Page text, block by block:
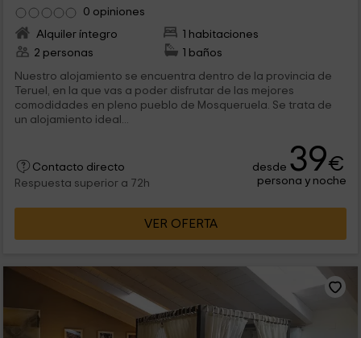
0 opiniones
Alquiler íntegro
1 habitaciones
2 personas
1 baños
Nuestro alojamiento se encuentra dentro de la provincia de
Teruel, en la que vas a poder disfrutar de las mejores
comodidades en pleno pueblo de Mosqueruela. Se trata de
un alojamiento ideal...
Contacto directo
Respuesta superior a 72h
desde 39€
persona y noche
VER OFERTA